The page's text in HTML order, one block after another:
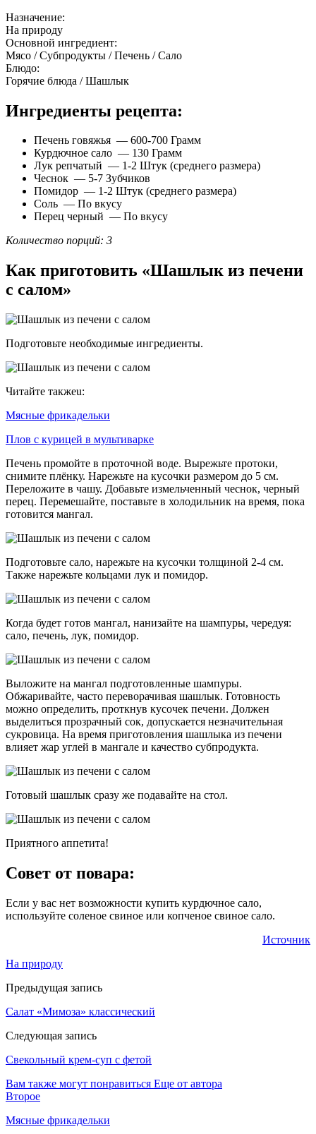
Назначение:
На природу
Основной ингредиент:
Мясо / Субпродукты / Печень / Сало
Блюдо:
Горячие блюда / Шашлык
Ингредиенты рецепта:
Печень говяжья — 600-700 Грамм
Курдючное сало — 130 Грамм
Лук репчатый — 1-2 Штук (среднего размера)
Чеснок — 5-7 Зубчиков
Помидор — 1-2 Штук (среднего размера)
Соль — По вкусу
Перец черный — По вкусу
Количество порций: 3
Как приготовить «Шашлык из печени
с салом»
Подготовьте необходимые ингредиенты.
Читайте такжеu:
Мясные фрикадельки
Плов с курицей в мультиварке
Печень промойте в проточной воде. Вырежьте протоки,
снимите плёнку. Нарежьте на кусочки размером до 5 см.
Переложите в чашу. Добавьте измельченный чеснок, черный
перец. Перемешайте, поставьте в холодильник на время, пока
готовится мангал.
Подготовьте сало, нарежьте на кусочки толщиной 2-4 см.
Также нарежьте кольцами лук и помидор.
Когда будет готов мангал, нанизайте на шампуры, чередуя:
сало, печень, лук, помидор.
Выложите на мангал подготовленные шампуры.
Обжаривайте, часто переворачивая шашлык. Готовность
можно определить, проткнув кусочек печени. Должен
выделиться прозрачный сок, допускается незначительная
сукровица. На время приготовления шашлыка из печени
влияет жар углей в мангале и качество субпродукта.
Готовый шашлык сразу же подавайте на стол.
Приятного аппетита!
Совет от повара:
Если у вас нет возможности купить курдючное сало,
используйте соленое свиное или копченое свиное сало.
Источник
На природу
Предыдущая запись
Салат «Мимоза» классический
Следующая запись
Свекольный крем-суп с фетой
Вам также могут понравиться Еще от автора
Второе
Мясные фрикадельки